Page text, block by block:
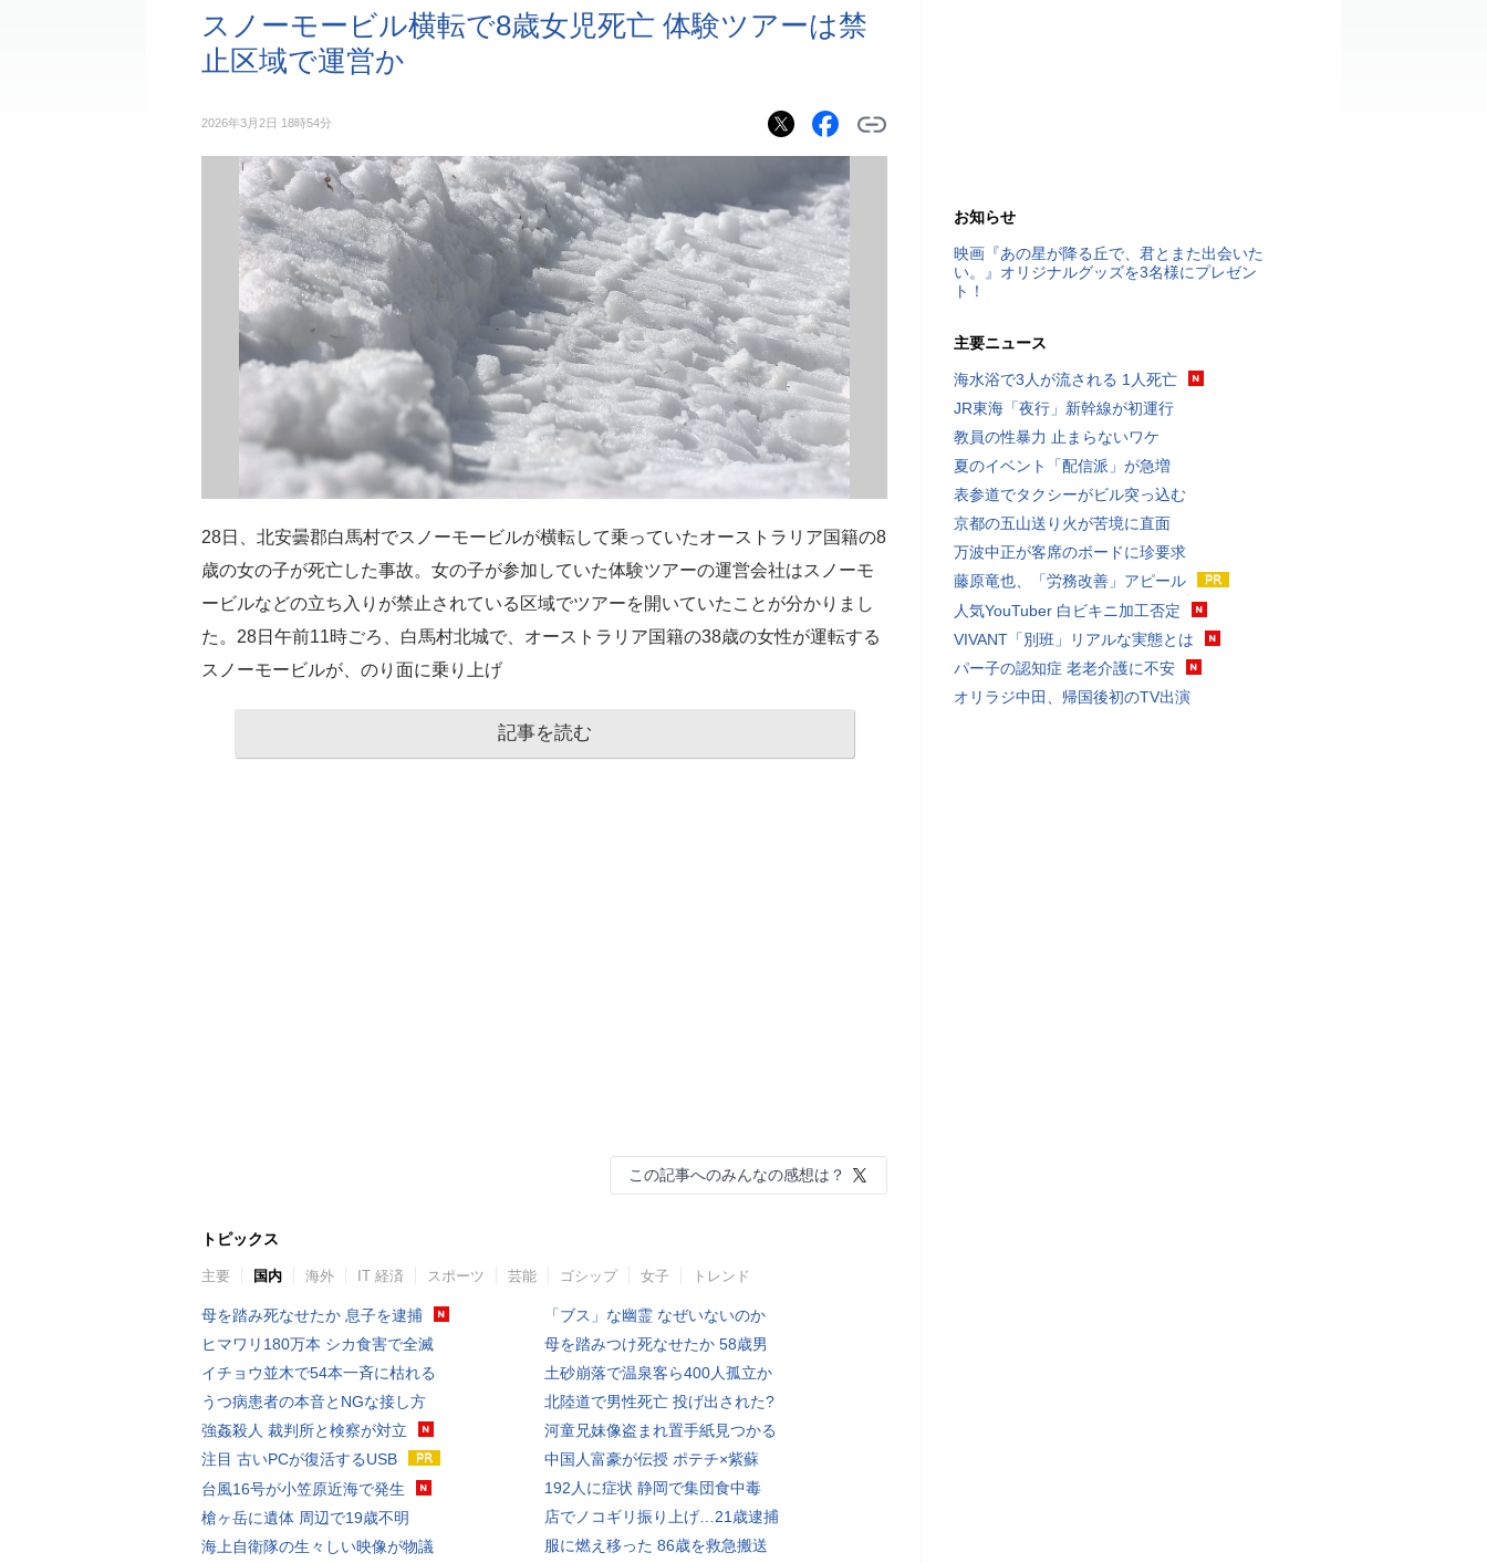
スノーモービル横転で8歳女児死亡 体験ツアーは禁
止区域で運営か
2026年3月2日 18時54分
28日、北安曇郡白馬村でスノーモービルが横転して乗っていたオーストラリア国籍の8
歳の女の子が死亡した事故。女の子が参加していた体験ツアーの運営会社はスノーモ
ービルなどの立ち入りが禁止されている区域でツアーを開いていたことが分かりまし
た。28日午前11時ごろ、白馬村北城で、オーストラリア国籍の38歳の女性が運転する
スノーモービルが、のり面に乗り上げ
記事を読む
この記事へのみんなの感想は？
トピックス
主要 国内 海外 IT 経済 スポーツ 芸能 ゴシップ 女子 トレンド
母を踏み死なせたか 息子を逮捕
ヒマワリ180万本 シカ食害で全滅
イチョウ並木で54本一斉に枯れる
うつ病患者の本音とNGな接し方
強姦殺人 裁判所と検察が対立
注目 古いPCが復活するUSB
台風16号が小笠原近海で発生
槍ヶ岳に遺体 周辺で19歳不明
海上自衛隊の生々しい映像が物議
「ブス」な幽霊 なぜいないのか
母を踏みつけ死なせたか 58歳男
土砂崩落で温泉客ら400人孤立か
北陸道で男性死亡 投げ出された?
河童兄妹像盗まれ置手紙見つかる
中国人富豪が伝授 ポテチ×紫蘇
192人に症状 静岡で集団食中毒
店でノコギリ振り上げ…21歳逮捕
服に燃え移った 86歳を救急搬送
お知らせ
映画『あの星が降る丘で、君とまた出会いた
い。』オリジナルグッズを3名様にプレゼン
ト！
主要ニュース
海水浴で3人が流される 1人死亡
JR東海「夜行」新幹線が初運行
教員の性暴力 止まらないワケ
夏のイベント「配信派」が急増
表参道でタクシーがビル突っ込む
京都の五山送り火が苦境に直面
万波中正が客席のボードに珍要求
藤原竜也、「労務改善」アピール
人気YouTuber 白ビキニ加工否定
VIVANT「別班」リアルな実態とは
パー子の認知症 老老介護に不安
オリラジ中田、帰国後初のTV出演